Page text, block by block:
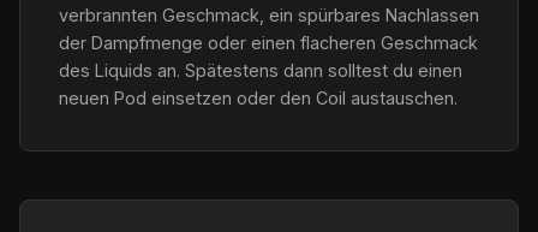
verbrannten Geschmack, ein spürbares Nachlassen
der Dampfmenge oder einen flacheren Geschmack
des Liquids an. Spätestens dann solltest du einen
neuen Pod einsetzen oder den Coil austauschen.